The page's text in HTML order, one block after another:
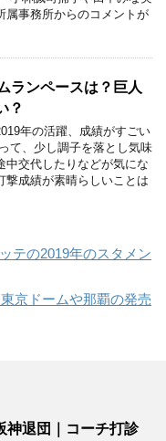
属事務所からのコメントが
ランペースは？巨人
？
年の活躍、成績がすごい
て、少し調子を落とし気味
中交代したりなどが気にな
撃成績が素晴らしいことは
テの2019年のスタメン
京ドームや那覇の発売
神退団｜コーチ打診